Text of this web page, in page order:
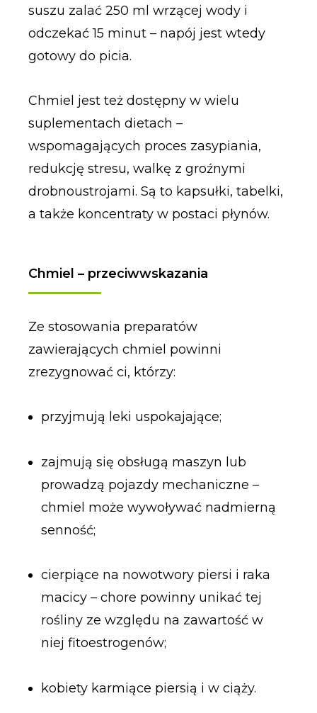
suszu zalać 250 ml wrzącej wody i
odczekać 15 minut – napój jest wtedy
gotowy do picia.
Chmiel jest też dostępny w wielu
suplementach dietach –
wspomagających proces zasypiania,
redukcję stresu, walkę z groźnymi
drobnoustrojami. Są to kapsułki, tabelki,
a także koncentraty w postaci płynów.
Chmiel – przeciwwskazania
Ze stosowania preparatów
zawierających chmiel powinni
zrezygnować ci, którzy:
przyjmują leki uspokajające;
zajmują się obsługą maszyn lub
prowadzą pojazdy mechaniczne –
chmiel może wywoływać nadmierną
senność;
cierpiące na nowotwory piersi i raka
macicy – chore powinny unikać tej
rośliny ze względu na zawartość w
niej fitoestrogenów;
kobiety karmiące piersią i w ciąży.